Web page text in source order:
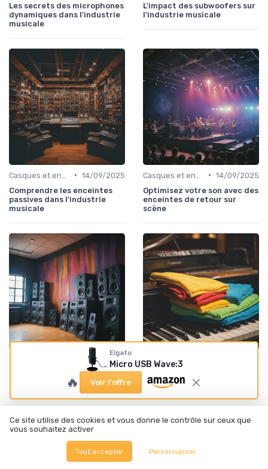
Les secrets des microphones
dynamiques dans l'industrie
musicale
L'impact des subwoofers sur
l'industrie musicale
• 14/09/2025
Comprendre les enceintes
passives dans l'industrie
musicale
• 14/09/2025
Optimisez votre son avec des
enceintes de retour sur
scène
13/09/2025
Les secrets des enceintes
actives dans l'industrie
L'importance des lingettes
en microfibres dans
Elgato
Micro USB Wave:3
🔥 Voir l'offre
Ce site utilise des cookies et vous donne le contrôle sur ceux que
vous souhaitez activer
Tout accepter Personnaliser